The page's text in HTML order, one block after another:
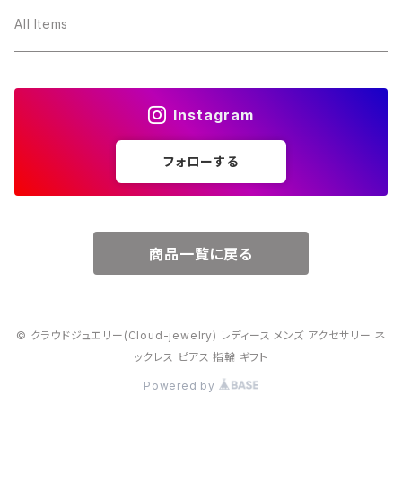
３月・アクアマリン
～10000円
All Items
Instagram
フォローする
商品一覧に戻る
© クラウドジュエリー(Cloud-jewelry) レディース メンズ アクセサリー ネ
ックレス ピアス 指輪 ギフト
Powered by